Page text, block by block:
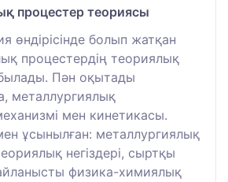
процестер теориясы
өндірісінде болып жатқан
процестердің теориялық
Пән оқытады
металлургиялық
мен кинетикасы.
ұсынылған: металлургиялық
негіздері, сыртқы
физика-химиялық